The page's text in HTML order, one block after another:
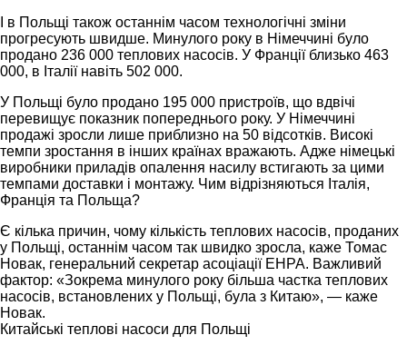
І в Польщі також останнім часом технологічні зміни
прогресують швидше. Минулого року в Німеччині було
продано 236 000 теплових насосів. У Франції близько 463
000, в Італії навіть 502 000.
У Польщі було продано 195 000 пристроїв, що вдвічі
перевищує показник попереднього року. У Німеччині
продажі зросли лише приблизно на 50 відсотків. Високі
темпи зростання в інших країнах вражають. Адже німецькі
виробники приладів опалення насилу встигають за цими
темпами доставки і монтажу. Чим відрізняються Італія,
Франція та Польща?
Є кілька причин, чому кількість теплових насосів, проданих
у Польщі, останнім часом так швидко зросла, каже Томас
Новак, генеральний секретар асоціації EHPA. Важливий
фактор: «Зокрема минулого року більша частка теплових
насосів, встановлених у Польщі, була з Китаю», — каже
Новак.
Китайські теплові насоси для Польщі